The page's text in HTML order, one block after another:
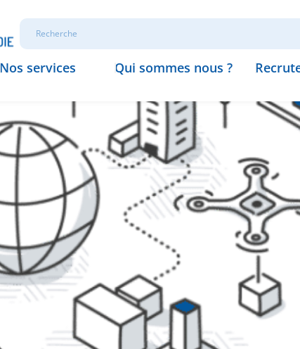
Nos services Qui sommes nous ?